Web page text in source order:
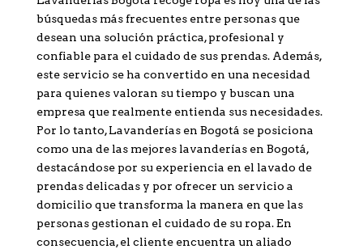
búsquedas más frecuentes entre personas que
desean una solución práctica, profesional y
confiable para el cuidado de sus prendas. Además,
este servicio se ha convertido en una necesidad
para quienes valoran su tiempo y buscan una
empresa que realmente entienda sus necesidades.
Por lo tanto, Lavanderías en Bogotá se posiciona
como una de las mejores lavanderías en Bogotá,
destacándose por su experiencia en el lavado de
prendas delicadas y por ofrecer un servicio a
domicilio que transforma la manera en que las
personas gestionan el cuidado de su ropa. En
consecuencia, el cliente encuentra un aliado